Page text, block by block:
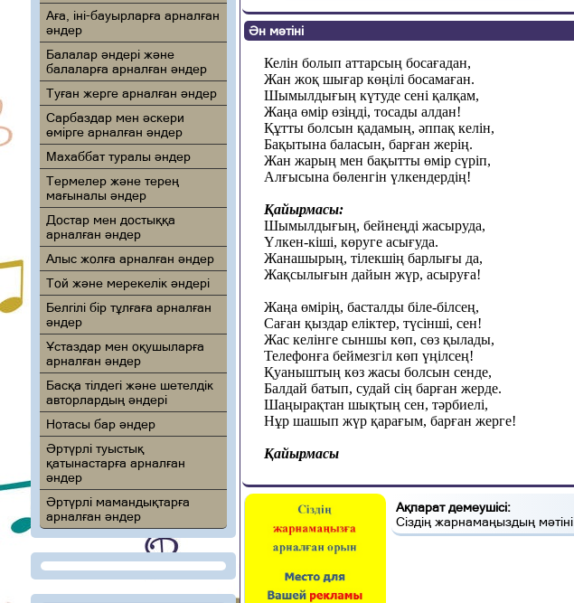
Аға, іні-бауырларға арналған
әндер
Балалар әндері және
балаларға арналған әндер
Туған жерге арналған әндер
Сарбаздар мен әскери
өмірге арналған әндер
Махаббат туралы әндер
Термелер және терең
мағыналы әндер
Достар мен достыққа
арналған әндер
Алыс жолға арналған әндер
Той және мерекелік әндері
Белгілі бір тұлғаға арналған
әндер
Ұстаздар мен оқушыларға
арналған әндер
Басқа тілдегі және шетелдік
авторлардың әндері
Нотасы бар әндер
Әртүрлі туыстық
қатынастарға арналған
әндер
Әртүрлі мамандықтарға
арналған әндер
Ән мәтіні
Келін болып аттарсың босағадан,
Жан жоқ шығар көңілі босамаған.
Шымылдығың күтуде сені қалқам,
Жаңа өмір өзіңді, тосады алдан!
Құтты болсын қадамың, әппақ келін,
Бақытына баласын, барған жерің.
Жан жарың мен бақытты өмір сүріп,
Алғысына бөленгін үлкендердің!
Қайырмасы:
Шымылдығың, бейнеңді жасыруда,
Үлкен-кіші, көруге асығуда.
Жанашырың, тілекшің барлығы да,
Жақсылығын дайын жүр, асыруға!
Жаңа өмірің, басталды біле-білсең,
Саған қыздар еліктер, түсінші, сен!
Жас келінге сыншы көп, сөз қылады,
Телефонға беймезгіл көп үңілсең!
Қуаныштың көз жасы болсын сенде,
Балдай батып, судай сің барған жерде.
Шаңырақтан шықтың сен, тәрбиелі,
Нұр шашып жүр қарағым, барған жерге!
Қайырмасы
Ақпарат демеушісі:
Сіздің жарнамаңыздың мәтіні